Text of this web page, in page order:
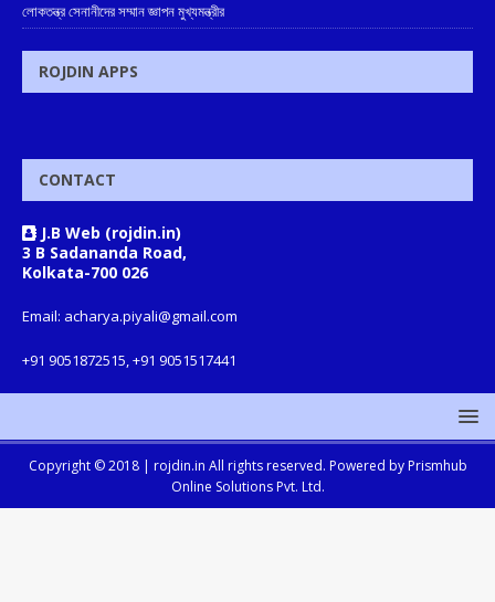
লোকতন্ত্র সেনানীদের সম্মান জ্ঞাপন মুখ্যমন্ত্রীর
ROJDIN APPS
CONTACT
J.B Web (rojdin.in)
3 B Sadananda Road,
Kolkata-700 026
Email: acharya.piyali@gmail.com
+91 9051872515, +91 9051517441
Copyright © 2018 | rojdin.in All rights reserved. Powered by Prismhub
Online Solutions Pvt. Ltd.